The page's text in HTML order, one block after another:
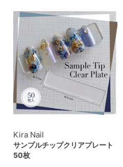
Kira Nail
サンプルチップクリアプレート
50枚